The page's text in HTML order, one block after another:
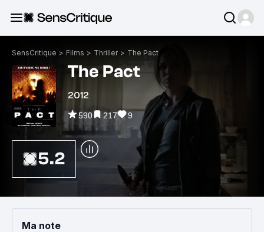
SensCritique > Films > Thriller > The Pact
The Pact
2012
590 217 9
5.2
Ma note